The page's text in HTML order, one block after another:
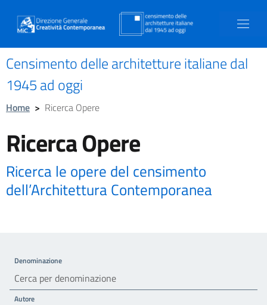
Censimento delle architetture italiane dal
1945 ad oggi
Home > Ricerca Opere
Ricerca Opere
Ricerca le opere del censimento
dell’Architettura Contemporanea
Denominazione
Autore